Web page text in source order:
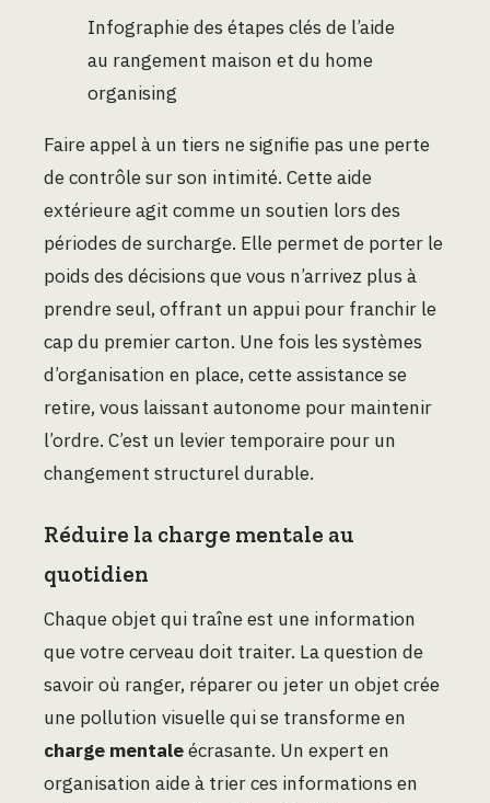
Infographie des étapes clés de l’aide
au rangement maison et du home
organising
Faire appel à un tiers ne signifie pas une perte
de contrôle sur son intimité. Cette aide
extérieure agit comme un soutien lors des
périodes de surcharge. Elle permet de porter le
poids des décisions que vous n’arrivez plus à
prendre seul, offrant un appui pour franchir le
cap du premier carton. Une fois les systèmes
d’organisation en place, cette assistance se
retire, vous laissant autonome pour maintenir
l’ordre. C’est un levier temporaire pour un
changement structurel durable.
Réduire la charge mentale au
quotidien
Chaque objet qui traîne est une information
que votre cerveau doit traiter. La question de
savoir où ranger, réparer ou jeter un objet crée
une pollution visuelle qui se transforme en
charge mentaleécrasante. Un expert en
organisation aide à trier ces informations en